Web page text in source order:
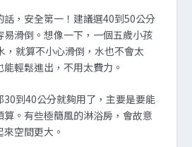
話，安全第一！建議選40到50公分
滑倒。想像一下，一個五歲小孩
，就算不小心滑倒，水也不會太
輕鬆進出，不用太費力。
30到40公分就夠用了，主要是要能
。有些極簡風的淋浴房，會故意
空間更大。